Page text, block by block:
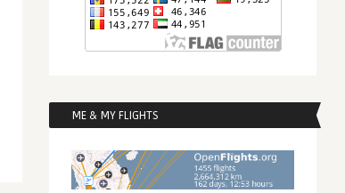
ME & MY FLIGHTS